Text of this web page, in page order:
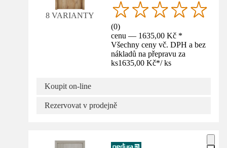
8 VARIANTY
(0)
cenu — 1635,00 Kč *
Všechny ceny vč. DPH a bez
nákladů na přepravu za
ks1635,00 Kč*/ ks
Koupit on-line
Rezervovat v prodejně